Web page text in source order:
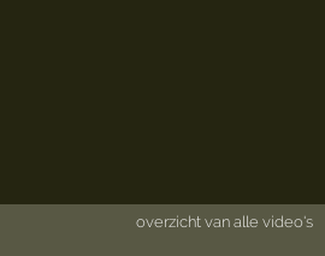
overzicht van alle video's